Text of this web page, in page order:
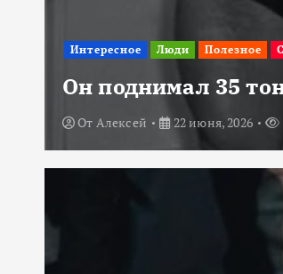
Интересное Люди Полезное
Он поднимал 35
От Алексей 22 июня, 2026